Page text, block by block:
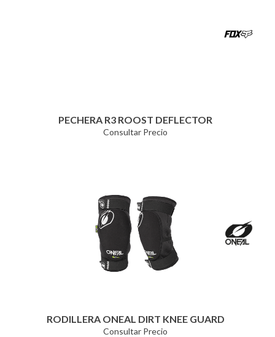
PECHERA R3 ROOST DEFLECTOR
Consultar Precio
RODILLERA ONEAL DIRT KNEE GUARD
Consultar Precio